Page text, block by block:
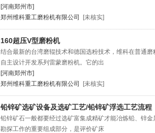
[河南郑州市]
郑州维科重工磨粉机有限公司
[未核实]
160超压V型磨粉机
结合最新的台湾磨辊技术和德国选粉技术，维科在普通
自主设计开发系列雷蒙磨粉机。它的出
[河南郑州市]
郑州维科重工磨粉机有限公司
[未核实]
铅锌矿选矿设备及选矿工艺/铅锌矿浮选工艺流程
铅锌矿石一般都要经过选矿富集成精矿才能冶炼铅、锌
勘探工作的重要组成部分，是评价矿床